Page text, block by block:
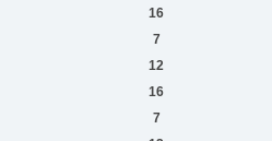
16
7
12
16
7